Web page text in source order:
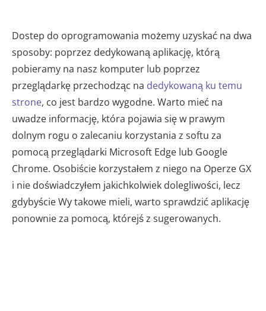
Dostep do oprogramowania możemy uzyskać na dwa
sposoby: poprzez dedykowaną aplikację, którą
pobieramy na nasz komputer lub poprzez
przeglądarkę przechodząc na dedykowaną ku temu
strone, co jest bardzo wygodne. Warto mieć na
uwadze informację, która pojawia się w prawym
dolnym rogu o zalecaniu korzystania z softu za
pomocą przeglądarki Microsoft Edge lub Google
Chrome. Osobiście korzystałem z niego na Operze GX
i nie doświadczyłem jakichkolwiek dolegliwości, lecz
gdybyście Wy takowe mieli, warto sprawdzić aplikację
ponownie za pomocą, którejś z sugerowanych.